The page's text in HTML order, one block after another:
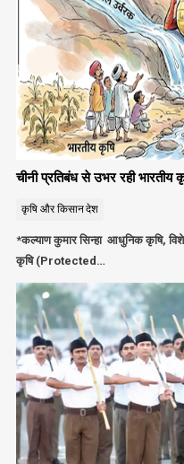
चीनी प्रतिबंध से उभर रही भारतीय
कृषि और किसानदेश
*कल्याण कुमार सिन्हा आधुनिक कृषि,
कृषि (Protected…